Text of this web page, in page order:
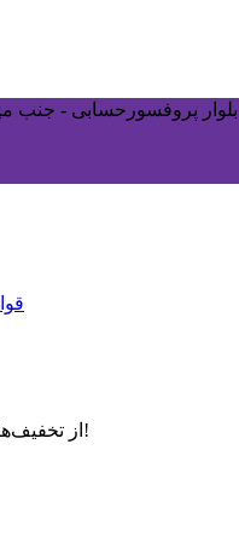
بلوار پروفسورحسابی - جنب
از تخفیف‌ها و جدیدترین‌های آریا سپهر باخبر شوید!